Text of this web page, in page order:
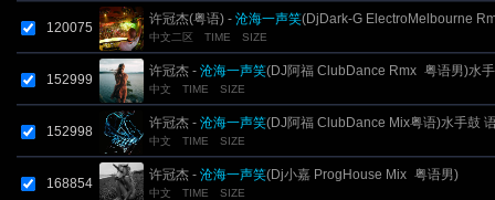
120075
许冠杰(粤语) - 沧海一声笑(DjDark-G ElectroMelbourne
2017)
中文二区 TIME SIZE
152999
许冠杰 - 沧海一声笑(DJ阿福 ClubDance Rmx_粤语男)水
2022 语录版
中文 TIME SIZE
152998
许冠杰 - 沧海一声笑(DJ阿福 ClubDance Mix粤语)水手鼓
中文 TIME SIZE
168854
许冠杰 - 沧海一声笑(Dj小嘉 ProgHouse Mix_粤语男)
中文 TIME SIZE